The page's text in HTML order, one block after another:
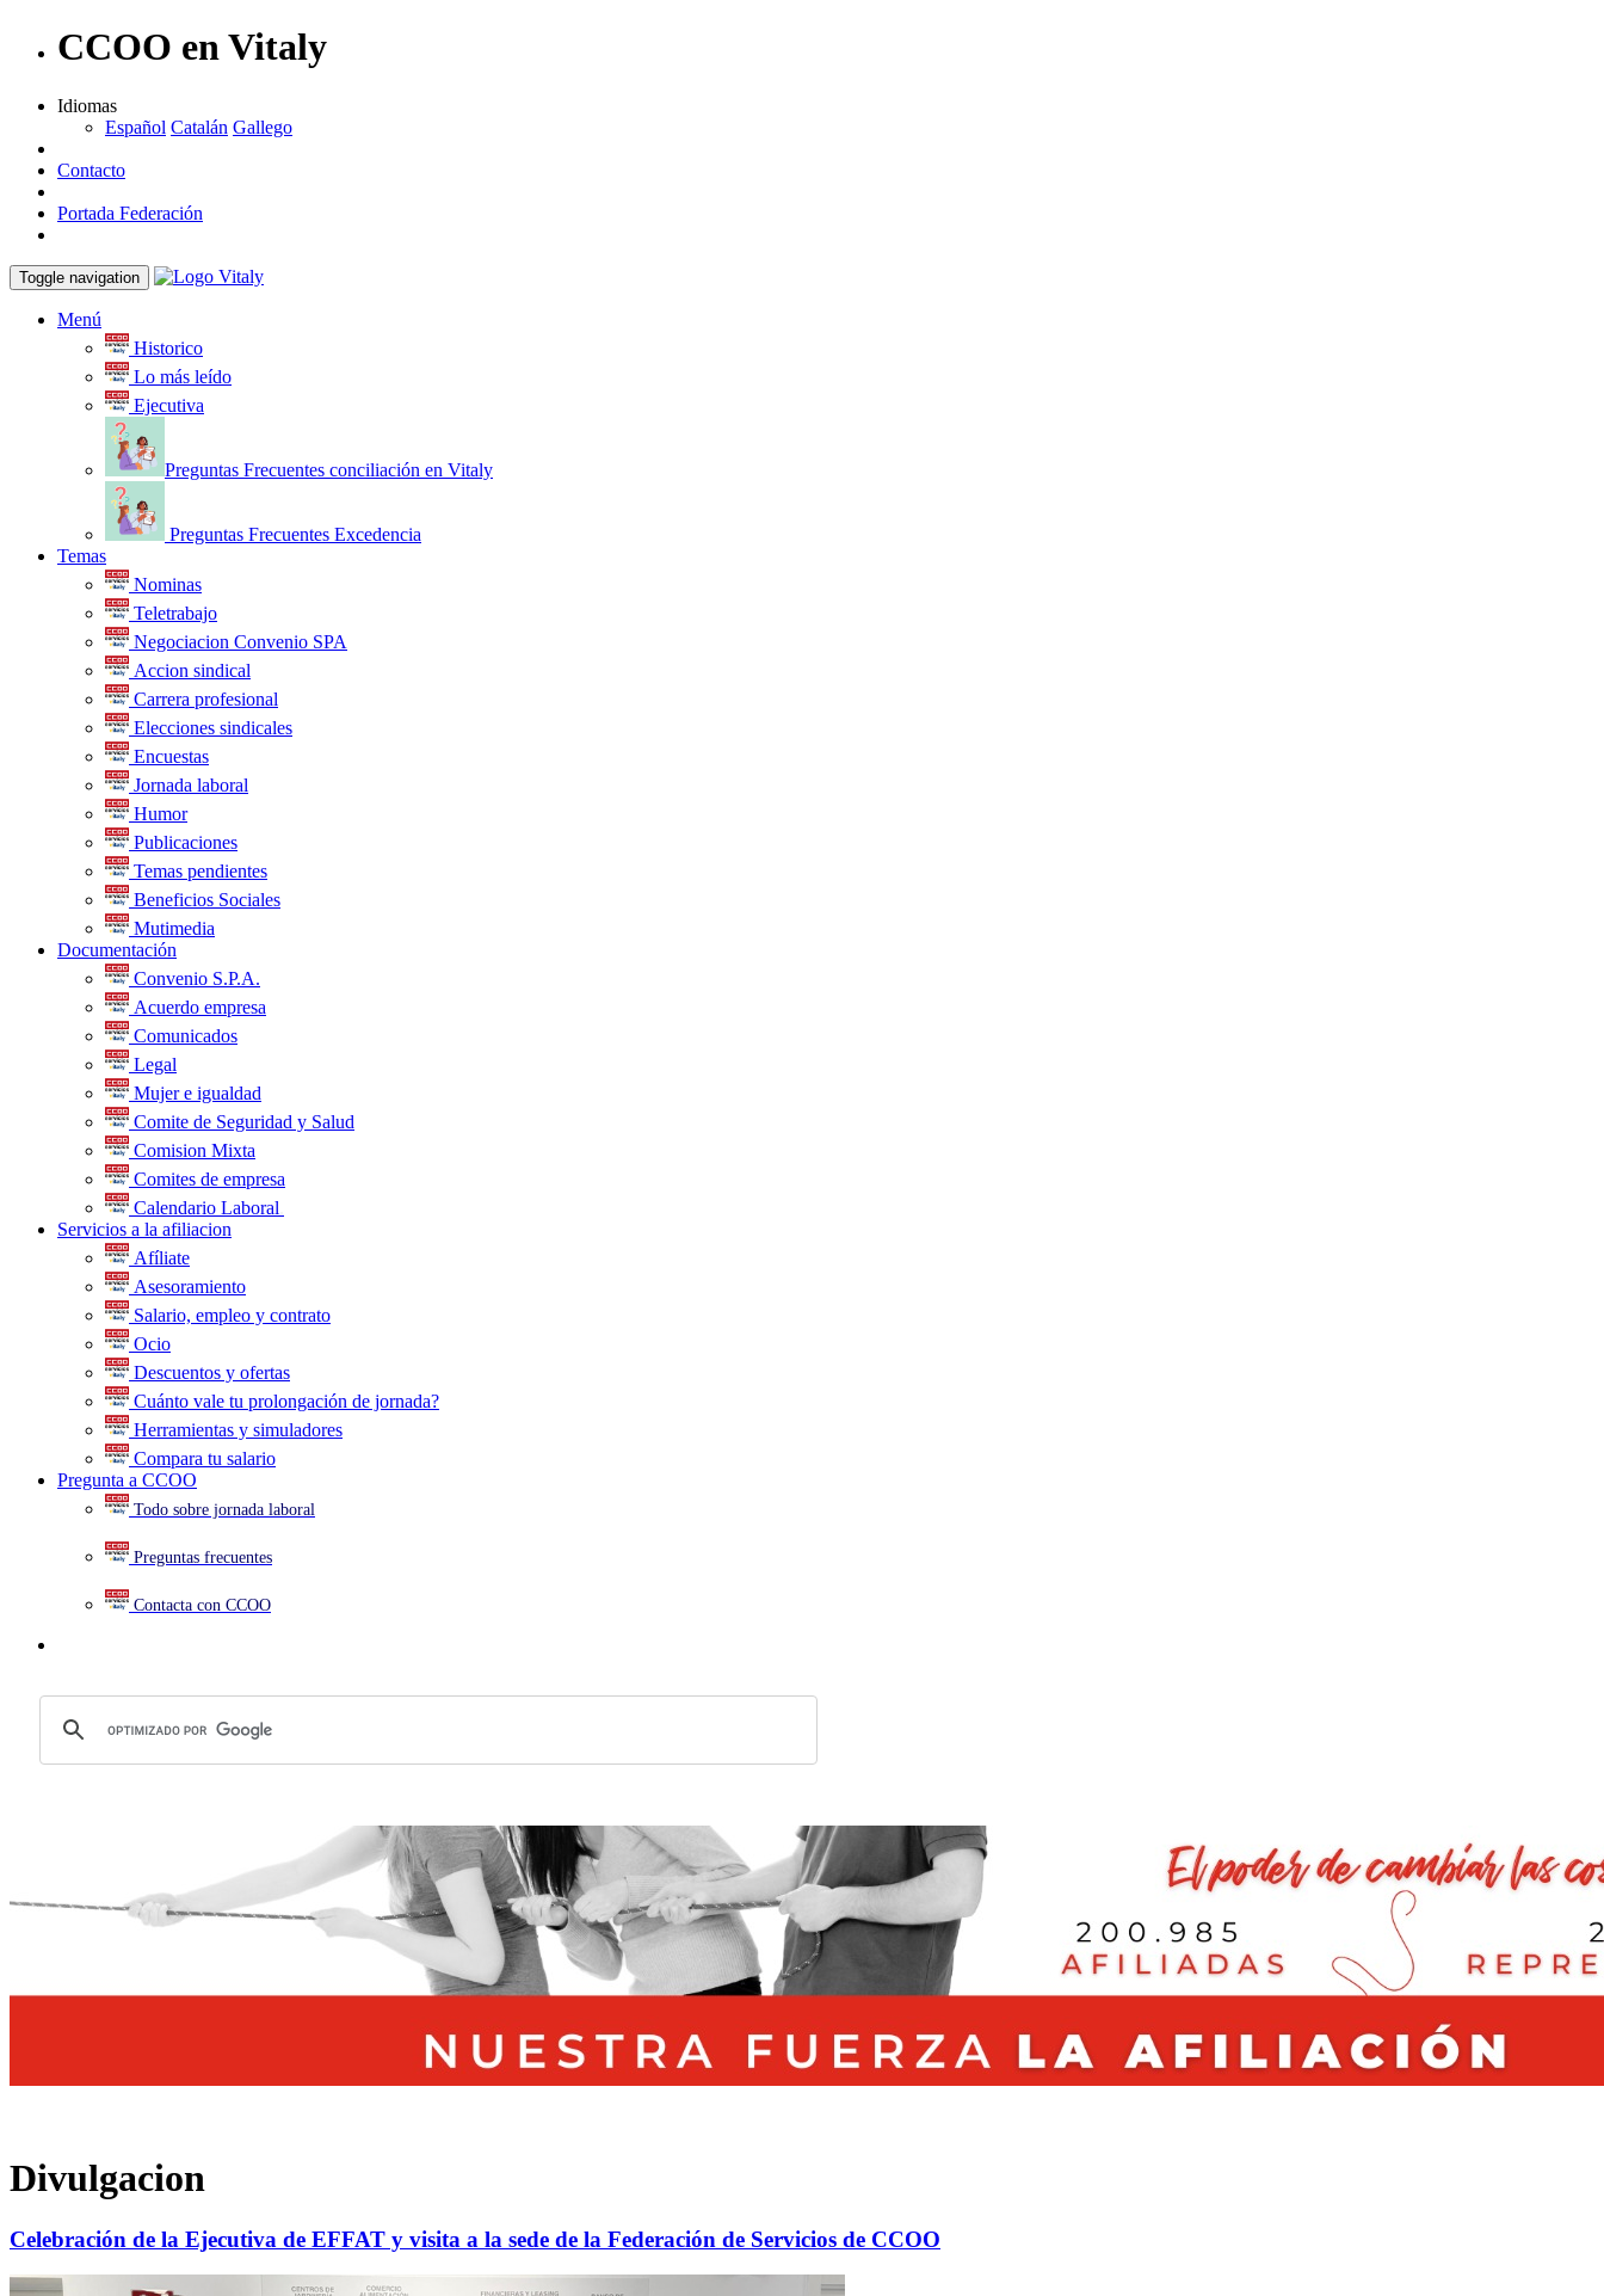
CCOO en Vitaly
Idiomas
Español Catalán Gallego
Contacto
Portada Federación
Toggle navigation
Menú
Historico
Lo más leído
Ejecutiva
Preguntas Frecuentes conciliación en Vitaly
Preguntas Frecuentes Excedencia
Temas
Nominas
Teletrabajo
Negociacion Convenio SPA
Accion sindical
Carrera profesional
Elecciones sindicales
Encuestas
Jornada laboral
Humor
Publicaciones
Temas pendientes
Beneficios Sociales
Mutimedia
Documentación
Convenio S.P.A.
Acuerdo empresa
Comunicados
Legal
Mujer e igualdad
Comite de Seguridad y Salud
Comision Mixta
Comites de empresa
Calendario Laboral
Servicios a la afiliacion
Afíliate
Asesoramiento
Salario, empleo y contrato
Ocio
Descuentos y ofertas
Cuánto vale tu prolongación de jornada?
Herramientas y simuladores
Compara tu salario
Pregunta a CCOO
Todo sobre jornada laboral
Preguntas frecuentes
Contacta con CCOO
Divulgacion
Celebración de la Ejecutiva de EFFAT y visita a la sede de la Federación de Servicios de CCOO